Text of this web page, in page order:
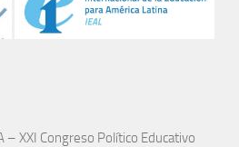
– XXI Congreso Político Educativo